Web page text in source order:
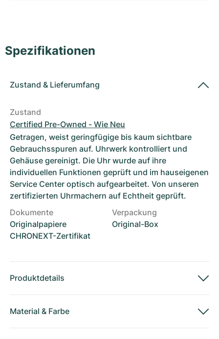
Spezifikationen
Zustand & Lieferumfang
Zustand
Certified Pre-Owned - Wie Neu
Getragen, weist geringfügige bis kaum sichtbare
Gebrauchsspuren auf. Uhrwerk kontrolliert und
Gehäuse gereinigt. Die Uhr wurde auf ihre
individuellen Funktionen geprüft und im hauseigenen
Service Center optisch aufgearbeitet. Von unseren
zertifizierten Uhrmachern auf Echtheit geprüft.
Dokumente
Originalpapiere
CHRONEXT-Zertifikat
Verpackung
Original-Box
Produktdetails
Material & Farbe